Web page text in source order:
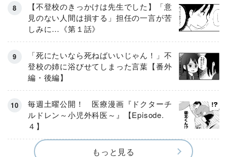
【不登校のきっかけは先生でした】「意
見のない人間は損する」担任の一言が苦
しみに…《第１話》
「死にたいなら死ねばいいじゃん！」不
登校の姉に浴びせてしまった言葉【番外
編・後編】
毎週土曜公開！ 医療漫画『ドクターチ
ルドレン～小児外科医～』【Episode.
４】
もっと見る